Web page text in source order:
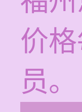
价
员。